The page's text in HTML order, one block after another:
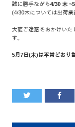
誠に勝手ながら4/30 木
(4/30木については出荷
大変ご迷惑をおかけいた
す。
5月7日(木)は平常どおり